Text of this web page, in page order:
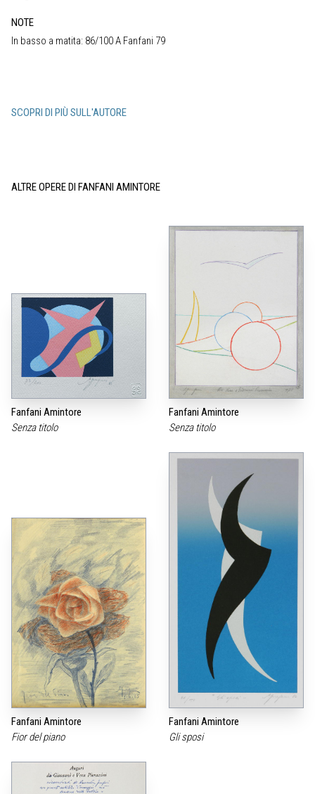
NOTE
In basso a matita: 86/100 A Fanfani 79
SCOPRI DI PIÙ SULL'AUTORE
ALTRE OPERE DI FANFANI AMINTORE
Fanfani Amintore
Senza titolo
Fanfani Amintore
Senza titolo
Fanfani Amintore
Fior del piano
Fanfani Amintore
Gli sposi